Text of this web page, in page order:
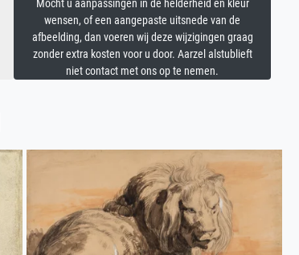
Mocht u aanpassingen in de helderheid en kleur
wensen, of een aangepaste uitsnede van de
afbeelding, dan voeren wij deze wijzigingen graag
zonder extra kosten voor u door. Aarzel alstublieft
niet contact met ons op te nemen.